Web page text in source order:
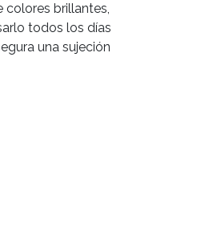
colores brillantes,
todos los días
una sujeción